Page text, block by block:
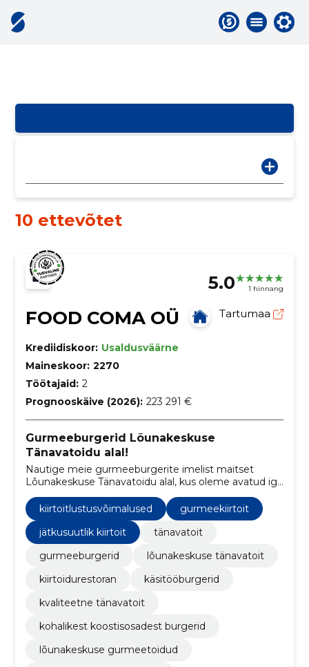
10 ettevõtet
5.0 1 hinnang
FOOD COMA OÜ Tartumaa
Krediidiskoor: Usaldusväärne
Maineskoor: 2270
Töötajaid: 2
Prognooskäive (2026): 223 291 €
Gurmeeburgerid Lõunakeskuse
Tänavatoidu alal!
Nautige meie gurmeeburgerite imelist maitset
Lõunakeskuse Tänavatoidu alal, kus oleme avatud iga
päev kell 10-21. Lisaks leiate meid ka Barclay platsilt,
kus saate meie maitsvaid burgereid nautida
pühapäevast neljapäevani kell 16-00 ja reedeti ning
laupäeviti kella 19-04.
kiirtoitlustusvõimalused
gurmeekiirtoit
jätkusuutlik kiirtoit
tänavatoit
gurmeeburgerid
lõunakeskuse tänavatoit
kiirtoidurestoran
käsitööburgerid
kvaliteetne tänavatoit
kohalikest koostisosadest burgerid
lõunakeskuse gurmeetoidud